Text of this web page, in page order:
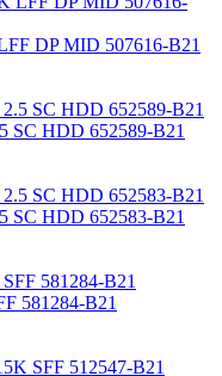
DP MID 507616-B21
SC HDD 652589-B21
SC HDD 652583-B21
581284-B21